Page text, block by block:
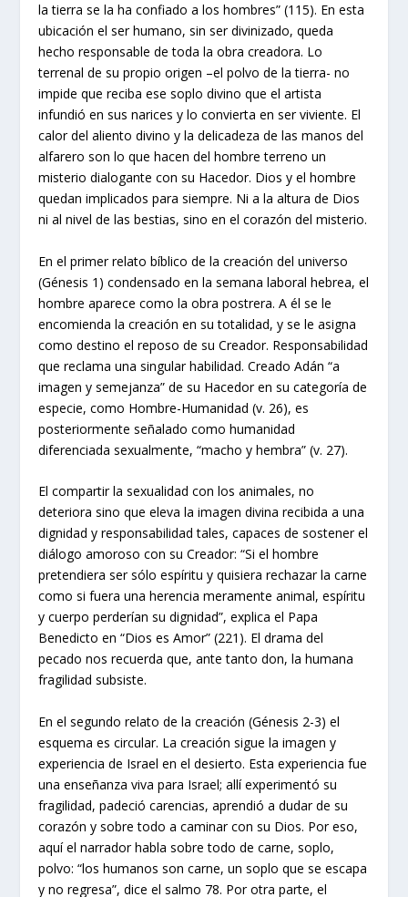
la tierra se la ha confiado a los hombres” (115). En esta
ubicación el ser humano, sin ser divinizado, queda
hecho responsable de toda la obra creadora. Lo
terrenal de su propio origen –el polvo de la tierra- no
impide que reciba ese soplo divino que el artista
infundió en sus narices y lo convierta en ser viviente. El
calor del aliento divino y la delicadeza de las manos del
alfarero son lo que hacen del hombre terreno un
misterio dialogante con su Hacedor. Dios y el hombre
quedan implicados para siempre. Ni a la altura de Dios
ni al nivel de las bestias, sino en el corazón del misterio.
En el primer relato bíblico de la creación del universo
(Génesis 1) condensado en la semana laboral hebrea, el
hombre aparece como la obra postrera. A él se le
encomienda la creación en su totalidad, y se le asigna
como destino el reposo de su Creador. Responsabilidad
que reclama una singular habilidad. Creado Adán “a
imagen y semejanza” de su Hacedor en su categoría de
especie, como Hombre-Humanidad (v. 26), es
posteriormente señalado como humanidad
diferenciada sexualmente, “macho y hembra” (v. 27).
El compartir la sexualidad con los animales, no
deteriora sino que eleva la imagen divina recibida a una
dignidad y responsabilidad tales, capaces de sostener el
diálogo amoroso con su Creador: “Si el hombre
pretendiera ser sólo espíritu y quisiera rechazar la carne
como si fuera una herencia meramente animal, espíritu
y cuerpo perderían su dignidad”, explica el Papa
Benedicto en “Dios es Amor” (221). El drama del
pecado nos recuerda que, ante tanto don, la humana
fragilidad subsiste.
En el segundo relato de la creación (Génesis 2-3) el
esquema es circular. La creación sigue la imagen y
experiencia de Israel en el desierto. Esta experiencia fue
una enseñanza viva para Israel; allí experimentó su
fragilidad, padeció carencias, aprendió a dudar de su
corazón y sobre todo a caminar con su Dios. Por eso,
aquí el narrador habla sobre todo de carne, soplo,
polvo: “los humanos son carne, un soplo que se escapa
y no regresa”, dice el salmo 78. Por otra parte, el